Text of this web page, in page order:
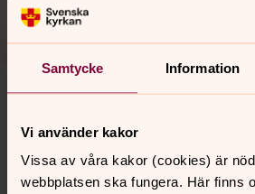
Samtycke Information
Vi använder kakor
Vissa av våra kakor (cookies) är
webbplatsen ska fungera. Här finns
Senast ändrad 15 juni 2026
Synpunkter eller frågor
innehåll?